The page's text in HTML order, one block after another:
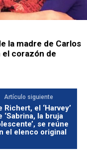
la madre de Carlos
el corazón de
Artículo siguiente
Richert, el ‘Harvey’
‘Sabrina, la bruja
se reúne
el elenco original